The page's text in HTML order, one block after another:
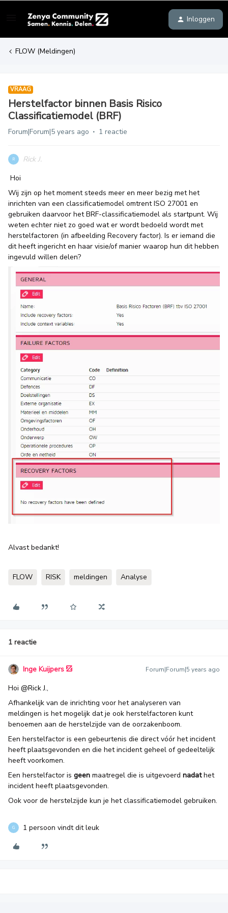
Inloggen
FLOW (Meldingen)
VRAAG
Herstelfactor binnen Basis Risico
Classificatiemodel (BRF)
Forum|Forum|5 years ago 1 reactie
R
Rick J.
Hoi
Wij zijn op het moment steeds meer en meer bezig met het
inrichten van een classificatiemodel omtrent ISO 27001 en
gebruiken daarvoor het BRF-classificatiemodel als startpunt. Wij
weten echter niet zo goed wat er wordt bedoeld wordt met
herstelfactoren (in afbeelding Recovery factor). Is er iemand die
dit heeft ingericht en haar visie/of manier waarop hun dit hebben
ingevuld willen delen?
Alvast bedankt!
FLOW RISK meldingen Analyse
1 reactie
Inge Kuijpers Forum|Forum|5 years ago
Hoi @Rick J.,
Afhankelijk van de inrichting voor het analyseren van
meldingen is het mogelijk dat je ook herstelfactoren kunt
benoemen aan de herstelzijde van de oorzakenboom.
Een herstelfactor is een gebeurtenis die direct vóór het incident
heeft plaatsgevonden en die het incident geheel of gedeeltelijk
heeft voorkomen.
Een herstelfactor is geen maatregel die is uitgevoerd nadathet
incident heeft plaatsgevonden.
Ook voor de herstelzijde kun je het classificatiemodel gebruiken.
G 1 persoon vindt dit leuk